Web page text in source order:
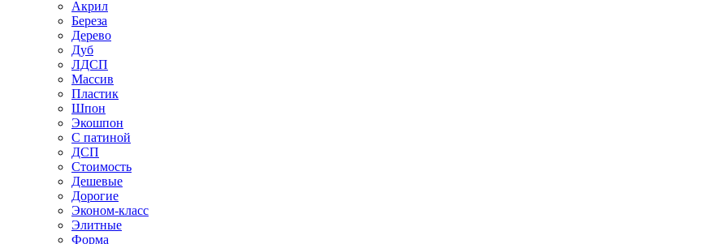
Акрил
Береза
Дерево
Дуб
ЛДСП
Массив
Пластик
Шпон
Экошпон
С патиной
ДСП
Стоимость
Дешевые
Дорогие
Эконом-класс
Элитные
Форма